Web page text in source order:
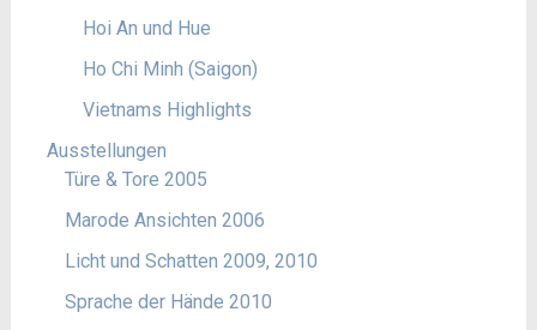
Hoi An und Hue
Ho Chi Minh (Saigon)
Vietnams Highlights
Ausstellungen
Türe & Tore 2005
Marode Ansichten 2006
Licht und Schatten 2009, 2010
Sprache der Hände 2010